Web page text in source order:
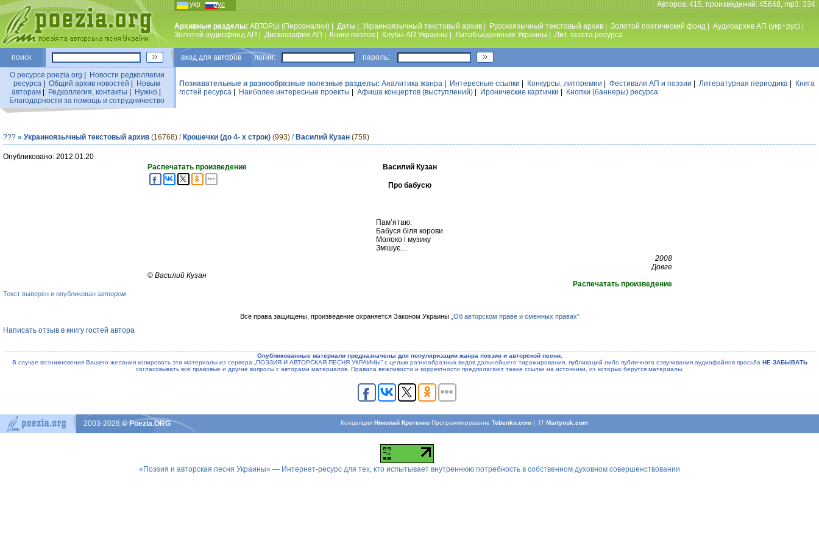
укр рус Авторов: 415, произведений: 45648, mp3: 334
Архивные разделы: АВТОРЫ (Персоналии) Даты Украиноязычный текстовый архив Русскоязычный текстовый архив Золотой поэтический фонд Аудиоархив АП (укр+рус)
Золотой аудиофонд АП
Дискография АП Книги поэтов Клубы АП Украины Литобъединения Украины Лит. газета ресурса
поиск вход для авторов логин: пароль:
О ресурсе poezia.org
Новости редколлегии
ресурса
Общий архив новостей
Новым
авторам| Редколлегия, контакты Нужно|
Благодарности за помощь и сотрудничество
Познавательные и разнообразные полезные разделы: Аналитика жанра Интересные ссылки Конкурсы, литпремии Фестивали АП и поэзии Литературная периодика
Книга
гостей ресурса
Наиболее интересные проекты Афиша концертов (выступлений) Иронические картинки Кнопки (баннеры) ресурса
??? » Украиноязычный текстовый архив (16768) / Крошечки (до 4- х строк) (993) / Василий Кузан (759)
Опубликовано: 2012.01.20
Распечатать произведение
Василий Кузан
Про бабусю
Пам’ятаю:
Бабуся біля корови
Молоко і музику
Змішує…
2008
Довге
© Василий Кузан
Распечатать произведение
Текст выверен и опубликован автором
Все права защищены, произведение охраняется Законом Украины „Об авторском праве и смежных правах”
Написать отзыв в книгу гостей автора
Опубликованные материали предназначены для популяризации жанра поэзии и авторской песни.
В случае возникновения Вашего желания копировать эти материалы из сервера „ПОЭЗИЯ И АВТОРСКАЯ ПЕСНЯ УКРАИНЫ” с целью разнообразных видов дальнейшего тиражирования, публикаций либо публичного озвучивания аудиофайлов просьба НЕ ЗАБЫВАТЬ
согласовывать все правовые и другие вопросы с авторами материалов. Правила вежливости и корректности предполагают также ссылки на источники, из которых берутся материалы.
КонцепцияНиколай Кротенко ПрограммированиеTebenko.com | ITMartynuk.com
2003-2026© Poezia.ORG
«Поэзия и авторская песня Украины» — Интернет-ресурс для тех, кто испытывает внутреннюю потребность в собственном духовном совершенствовании